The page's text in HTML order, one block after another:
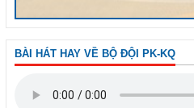
BÀI HÁT HAY VỀ BỘ ĐỘI PK-KQ